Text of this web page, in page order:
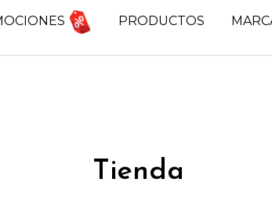
PRODUCTOS
Tienda